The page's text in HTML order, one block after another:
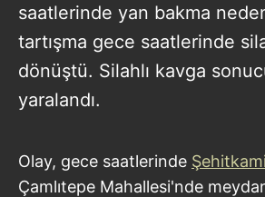
saatlerinde yan bakma
tartışma gece saatlerinde
dönüştü. Silahlı kavga
yaralandı.
Olay, gece saatlerinde
Çamlıtepe Mahallesi'nde